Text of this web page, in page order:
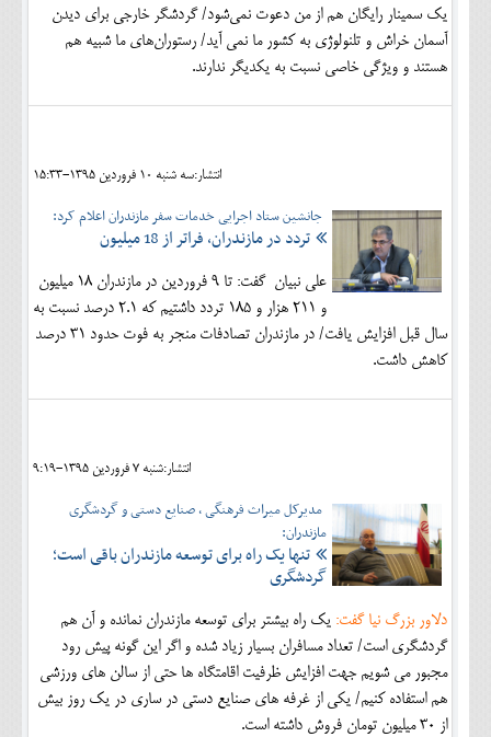
یک سمینار رایگان هم از من دعوت نمی‌شود/ گردشگر خارجی برای دیدن
آسمان خراش و تلنولوژی به کشور ما نمی آید/ رستوران‌های ما شبیه هم
هستند و ویژگی خاصی نسبت به یکدیگر ندارند.
انتشار:سه شنبه 10 فروردين 1395-15:33
جانشین ستاد اجرایی خدمات سفر مازندران اعلام کرد:
تردد در مازندران، فراتر از 18 میلیون
علی نبیان گفت: تا 9 فروردین در مازندران 18 میلیون
و 211 هزار و 185 تردد داشتیم که 2.1 درصد نسبت به
سال قبل افزایش یافت/ در مازندران تصادفات منجر به فوت حدود 31 درصد
کاهش داشت.
انتشار:شنبه 7 فروردين 1395-9:19
مدیرکل میراث فرهنگی ، صنایع دستی و گردشگری
مازندران:
تنها یک راه برای توسعه مازندران باقی است؛
گردشگری
دلاور بزرگ نیا گفت: یک راه بیشتر برای توسعه مازندران نمانده و آن هم
گردشگری است/ تعداد مسافران بسیار زیاد شده و اگر این گونه پیش رود
مجبور می شویم جهت افزایش ظرفیت اقامتگاه ها حتی از سالن های ورزشی
هم استفاده کنیم/ یکی از غرفه های صنایع دستی در ساری در یک روز بیش
از 30 میلیون تومان فروش داشته است.